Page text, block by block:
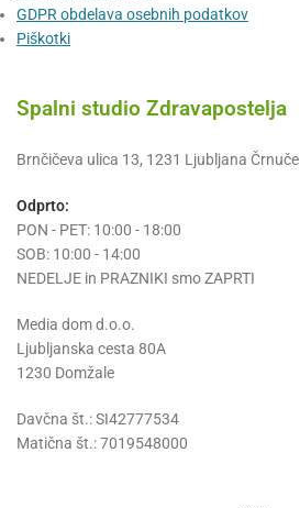
GDPR obdelava osebnih podatkov
Piškotki
Spalni studio Zdravapostelja
Brnčičeva ulica 13, 1231 Ljubljana Črnuče
Odprto:
PON - PET: 10:00 - 18:00
SOB: 10:00 - 14:00
NEDELJE in PRAZNIKI smo ZAPRTI
Media dom d.o.o.
Ljubljanska cesta 80A
1230 Domžale
Davčna št.: SI42777534
Matična št.: 7019548000